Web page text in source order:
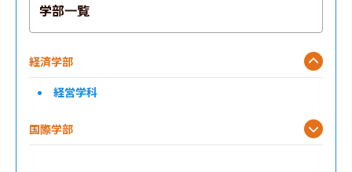
学部一覧
経済学部
経営学科
国際学部